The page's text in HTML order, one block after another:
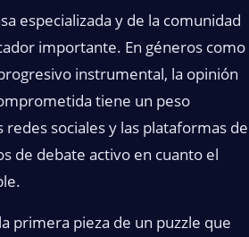
especializada y de la comunidad
importante. En géneros como
instrumental, la opinión
tiene un peso
sociales y las plataformas de
de debate activo en cuanto el
la primera pieza de un puzzle que